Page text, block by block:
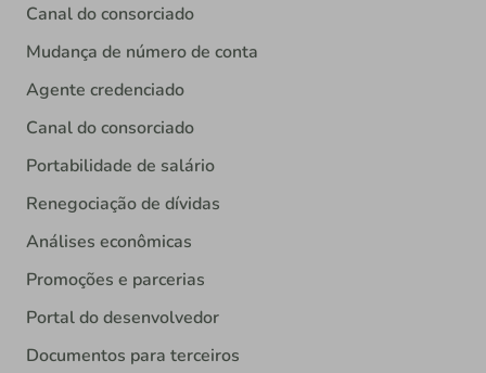
Canal do consorciado
Mudança de número de conta
Agente credenciado
Canal do consorciado
Portabilidade de salário
Renegociação de dívidas
Análises econômicas
Promoções e parcerias
Portal do desenvolvedor
Documentos para terceiros